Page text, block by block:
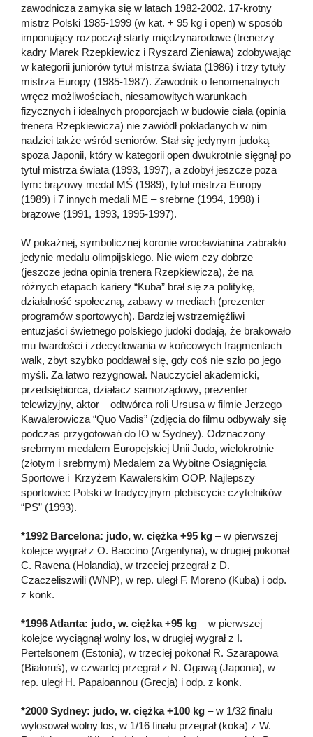
zawodnicza zamyka się w latach 1982-2002. 17-krotny
mistrz Polski 1985-1999 (w kat. + 95 kg i open) w sposób
imponujący rozpoczął starty międzynarodowe (trenerzy
kadry Marek Rzepkiewicz i Ryszard Zieniawa) zdobywając
w kategorii juniorów tytuł mistrza świata (1986) i trzy tytuły
mistrza Europy (1985-1987). Zawodnik o fenomenalnych
wręcz możliwościach, niesamowitych warunkach
fizycznych i idealnych proporcjach w budowie ciała (opinia
trenera Rzepkiewicza) nie zawiódł pokładanych w nim
nadziei także wśród seniorów. Stał się jedynym judoką
spoza Japonii, który w kategorii open dwukrotnie sięgnął po
tytuł mistrza świata (1993, 1997), a zdobył jeszcze poza
tym: brązowy medal MŚ (1989), tytuł mistrza Europy
(1989) i 7 innych medali ME – srebrne (1994, 1998) i
brązowe (1991, 1993, 1995-1997).
W pokaźnej, symbolicznej koronie wrocławianina zabrakło
jedynie medalu olimpijskiego. Nie wiem czy dobrze
(jeszcze jedna opinia trenera Rzepkiewicza), że na
różnych etapach kariery “Kuba” brał się za politykę,
działalność społeczną, zabawy w mediach (prezenter
programów sportowych). Bardziej wstrzemięźliwi
entuzjaści świetnego polskiego judoki dodają, że brakowało
mu twardości i zdecydowania w końcowych fragmentach
walk, zbyt szybko poddawał się, gdy coś nie szło po jego
myśli. Za łatwo rezygnował. Nauczyciel akademicki,
przedsiębiorca, działacz samorządowy, prezenter
telewizyjny, aktor – odtwórca roli Ursusa w filmie Jerzego
Kawalerowicza “Quo Vadis” (zdjęcia do filmu odbywały się
podczas przygotowań do IO w Sydney). Odznaczony
srebrnym medalem Europejskiej Unii Judo, wielokrotnie
(złotym i srebrnym) Medalem za Wybitne Osiągnięcia
Sportowe i Krzyżem Kawalerskim OOP. Najlepszy
sportowiec Polski w tradycyjnym plebiscycie czytelników
“PS” (1993).
*1992 Barcelona: judo, w. ciężka +95 kg – w pierwszej
kolejce wygrał z O. Baccino (Argentyna), w drugiej pokonał
C. Ravena (Holandia), w trzeciej przegrał z D.
Czaczeliszwili (WNP), w rep. uległ F. Moreno (Kuba) i odp.
z konk.
*1996 Atlanta: judo, w. ciężka +95 kg – w pierwszej
kolejce wyciągnął wolny los, w drugiej wygrał z I.
Pertelsonem (Estonia), w trzeciej pokonał R. Szarapowa
(Białoruś), w czwartej przegrał z N. Ogawą (Japonia), w
rep. uległ H. Papaioannou (Grecja) i odp. z konk.
*2000 Sydney: judo, w. ciężka +100 kg – w 1/32 finału
wylosował wolny los, w 1/16 finału przegrał (koka) z W.